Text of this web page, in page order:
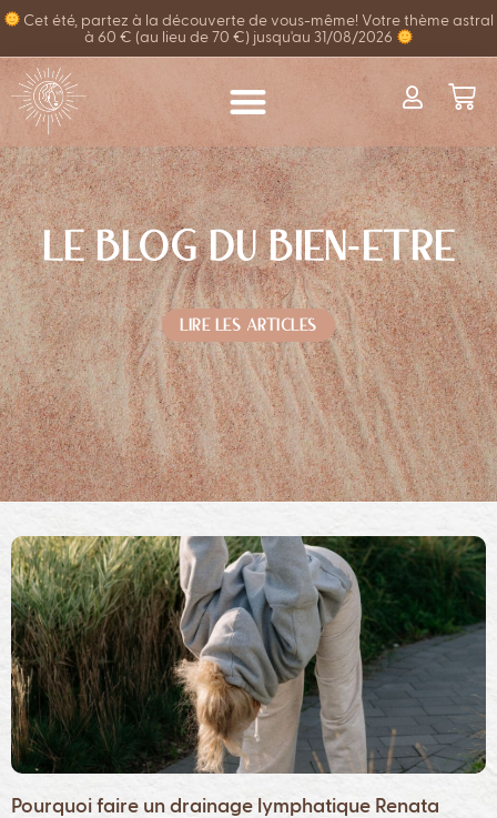
Cet été, partez à la découverte de vous-même! Votre thème astral
à 60 € (au lieu de 70 €) jusqu'au 31/08/2026
LE BLOG DU BIEN-ETRE
LIRE LES ARTICLES
Pourquoi faire un drainage lymphatique Renata